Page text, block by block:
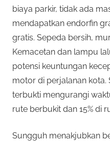
biaya parkir, tidak ada
mendapatkan endorfin
gratis. Sepeda bersih,
Kemacetan dan lampu
potensi keuntungan
motor di perjalanan kota.
terbukti mengurangi
rute berbukit dan 15% di
Sungguh menakjubkan